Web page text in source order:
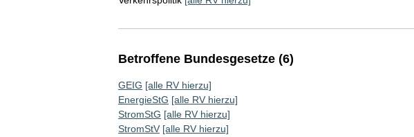
Betroffene Bundesgesetze (6)
GEIG [alle RV hierzu]
EnergieStG [alle RV hierzu]
StromStG [alle RV hierzu]
StromStV [alle RV hierzu]